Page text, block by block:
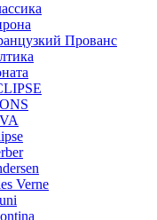
Прованс
Verne